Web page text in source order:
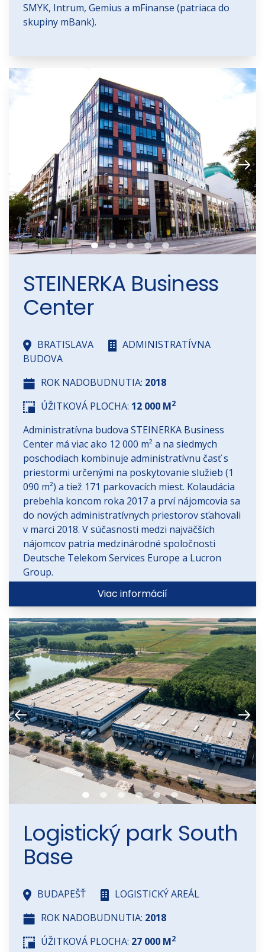
SMYK, Intrum, Gemius a mFinanse (patriaca do
skupiny mBank).
STEINERKA Business
Center
BRATISLAVA
ADMINISTRATÍVNA
BUDOVA
ROK NADOBUDNUTIA: 2018
ÚŽITKOVÁ PLOCHA: 12 000 M2
Administratívna budova STEINERKA Business
Center má viac ako 12 000 m² a na siedmych
poschodiach kombinuje administratívnu časť s
priestormi určenými na poskytovanie služieb (1
090 m²) a tiež 171 parkovacích miest. Kolaudácia
prebehla koncom roka 2017 a prví nájomcovia sa
do nových administratívnych priestorov sťahovali
v marci 2018. V súčasnosti medzi najväčších
nájomcov patria medzinárodné spoločnosti
Deutsche Telekom Services Europe a Lucron
Group.
Viac informácií
Logistický park South
Base
BUDAPEŠŤ
LOGISTICKÝ AREÁL
ROK NADOBUDNUTIA: 2018
ÚŽITKOVÁ PLOCHA: 27 000 M2